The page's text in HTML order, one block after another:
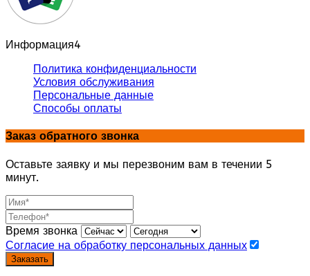
Информация4
Политика конфиденциальности
Условия обслуживания
Персональные данные
Способы оплаты
Заказ обратного звонка
Оставьте заявку и мы перезвоним вам в течении 5
минут.
Время звонка
Согласие на обработку персональных данных
Заказать